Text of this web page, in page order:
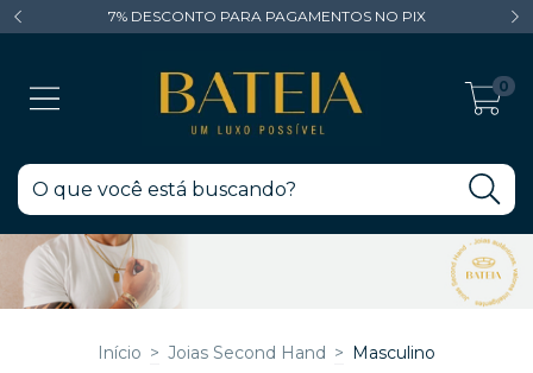
7% DESCONTO PARA PAGAMENTOS NO PIX
0
Início > Joias Second Hand > Masculino